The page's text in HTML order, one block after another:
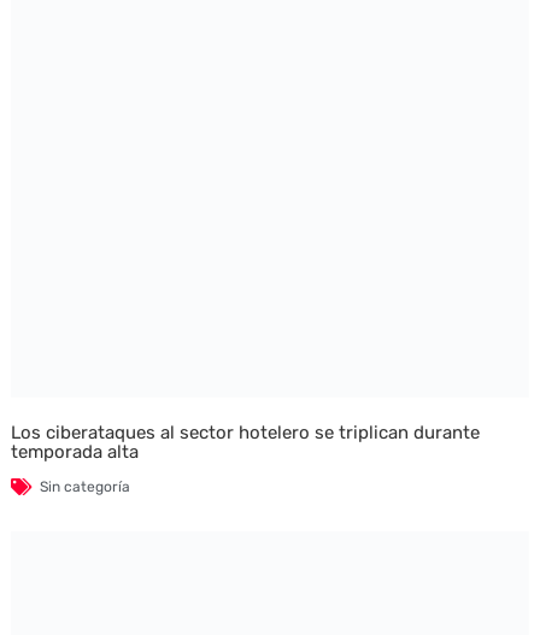
Los ciberataques al sector hotelero se triplican durante
temporada alta
Sin categoría